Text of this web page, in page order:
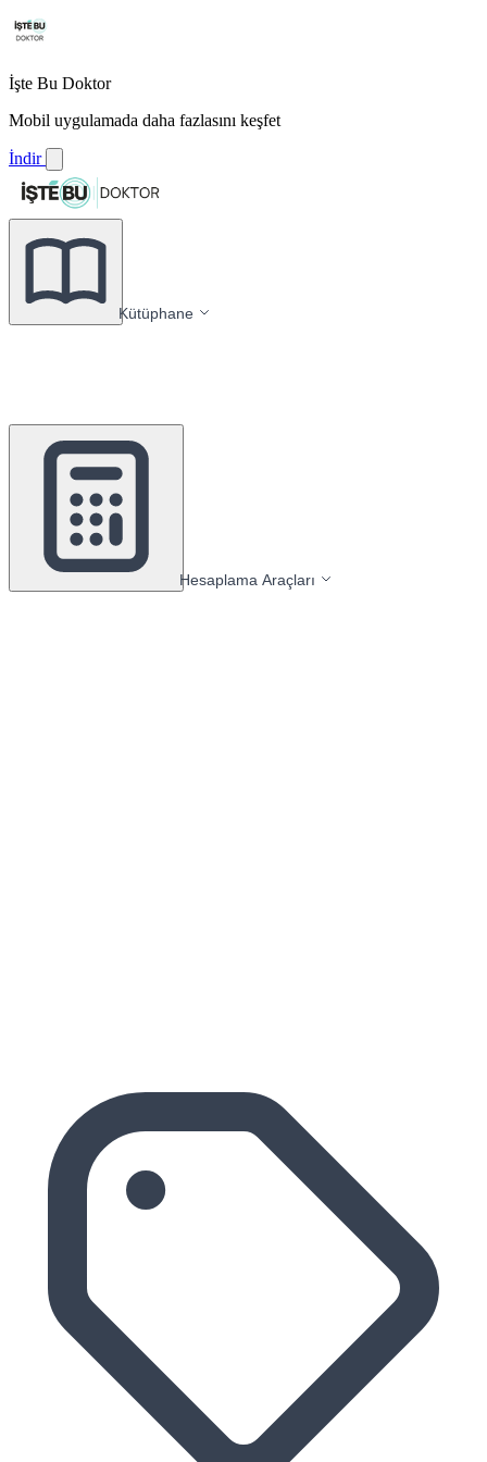
İşte Bu Doktor
Mobil uygulamada daha fazlasını keşfet
İndir
Kütüphane
Hesaplama Araçları